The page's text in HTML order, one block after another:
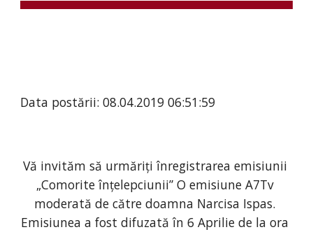
Data postării: 08.04.2019 06:51:59
Vă invităm să urmăriți înregistrarea emisiunii
„Comorite înțelepciunii” O emisiune A7Tv
moderată de către doamna Narcisa Ispas.
Emisiunea a fost difuzată în 6 Aprilie de la ora